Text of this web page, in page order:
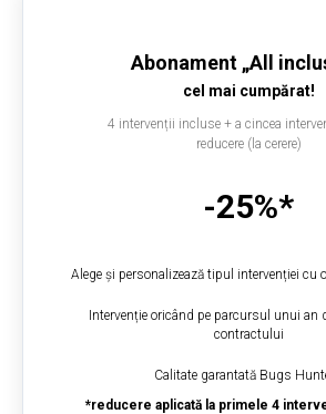
Abonament „All
cel mai cumpărat!
4 intervenții incluse + a cincea
reducere (la cerere)
-25%*
Alege și personalizează tipul intervenției cu
Intervenție oricând pe parcursul unui an
contractului
Calitate garantată Bugs
*reducere aplicată la primele 4